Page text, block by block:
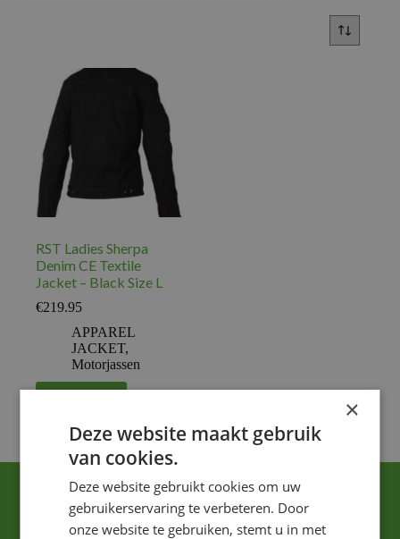
RST Ladies Sherpa
Denim CE Textile
Jacket – Black Size L
€219.95
APPAREL
JACKET,
Motorjassen
×
Deze website maakt gebruik
van cookies.
Deze website gebruikt cookies om uw
gebruikerservaring te verbeteren. Door
onze website te gebruiken, stemt u in met